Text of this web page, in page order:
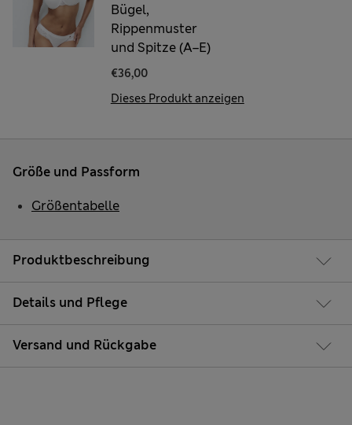
Bügel,
Rippenmuster
und Spitze (A–E)
€36,00
Dieses Produkt anzeigen
Produktbeschreibung
Details und Pflege
Versand und Rückgabe
Größe und Passform
Größentabelle